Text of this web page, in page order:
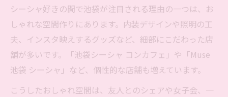
シーシャ好きの間で池袋が注目される理由の一つは、お
しゃれな空間作りにあります。内装デザインや照明の工
夫、インスタ映えするグッズなど、細部にこだわった店
舗が多いです。「池袋シーシャ コンカフェ」や「Muse
池袋 シーシャ」など、個性的な店舗も増えています。
こうしたおしゃれ空間は、友人とのシェアや女子会、一